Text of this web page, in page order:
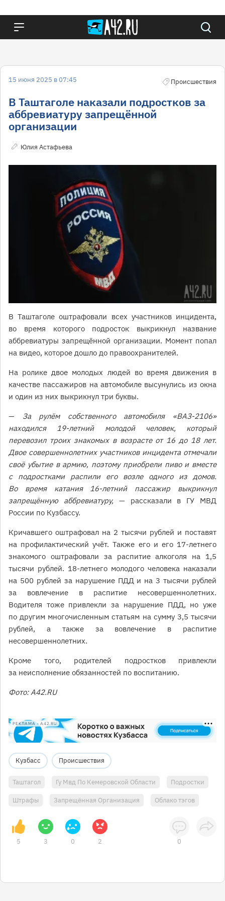
15 июня 2025 в 07:45 Происшествия
В Таштаголе наказали подростков за
аббревиатуру запрещённой
организации
Юлия Астафьева
В Таштаголе оштрафовали всех участников инцидента,
во время которого подросток выкрикнул название
аббревиатуры запрещённой организации. Момент попал
на видео, которое дошло до правоохранителей.
На ролике двое молодых людей во время движения в
качестве пассажиров на автомобиле высунулись из окна
и один из них выкрикнул три буквы.
— За рулём собственного автомобиля «ВАЗ-2106»
находился 19-летний молодой человек, который
перевозил троих знакомых в возрасте от 16 до 18 лет.
Двое совершеннолетних участников инцидента отмечали
своё убытие в армию, поэтому приобрели пиво и вместе
с подростками распили его возле одного из домов.
Во время катания 16-летний пассажир выкрикнул
запрещённую аббревиатуру, — рассказали в ГУ МВД
России по Кузбассу.
Кричавшего оштрафовал на 2 тысячи рублей и поставят
на профилактический учёт. Также его и его 17-летнего
знакомого оштрафовали за распитие алкоголя на 1,5
тысячи рублей. 18-летнего молодого человека наказали
на 500 рублей за нарушение ПДД и на 3 тысячи рублей
за вовлечение в распитие несовершеннолетних.
Водителя тоже привлекли за нарушение ПДД, но уже
по другим многочисленным статьям на сумму 3,5 тысячи
рублей, а также за вовлечение в распитие
несовершеннолетних.
Кроме того, родителей подростков привлекли
за неисполнение обязанностей по воспитанию.
Фото: A42.RU
РЕКЛАМА • A42.RU
Кузбасс Происшествия
Таштагол Гу Мвд По Кемеровской Области Подростки
Штрафы Запрещённая Организация Облако тэгов
5 3 0 2 0